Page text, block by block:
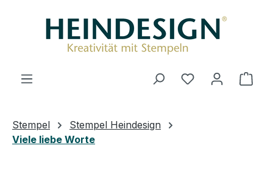
Du hast 0
Stempel
Stempel Heindesign
Viele liebe Worte